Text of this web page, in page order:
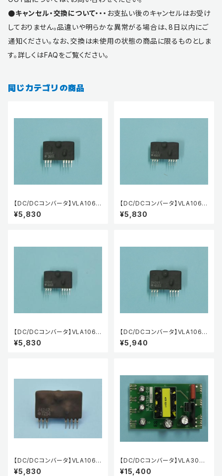
●キャンセル・交換について・・・ お支払い後のキャンセルはお受け
しておりません。品違いや明らかな異常がる場合は、8日以内にご
通知ください。なお、交換は未使用の状態の商品に限るものとしま
す。詳しくはFAQをご覧ください。
同じカテゴリの商品
【DC/DCコンバータ】VLA106-1
5051
¥5,830
【DC/DCコンバータ】VLA106-1
5151
¥5,830
【DC/DCコンバータ】VLA106-1
5242
¥5,830
【DC/DCコンバータ】VLA106-
24051
¥5,940
【DC/DCコンバータ】VLA106-
24242
¥5,830
【DC/DCコンバータ】VLA303A
-01R
¥15,400